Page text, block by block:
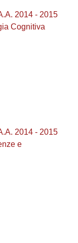
2014 - 2015
Cognitiva
2014 - 2015
e